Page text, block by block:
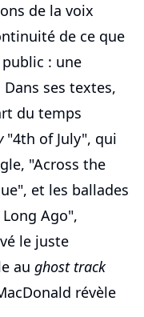
de la voix
de ce que
: une
ses textes,
du temps
"4th of July", qui
"Across the
et les ballades
Ago",
le juste
au ghost track
révèle